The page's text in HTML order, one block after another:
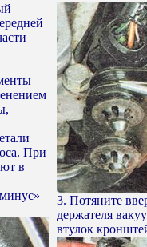
При
в
3. Потяните
держателя
втулок